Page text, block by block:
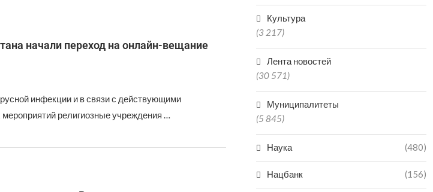
начали переход на онлайн-вещание
инфекции и в связи с действующими
религиозные учреждения …
Культура
(3 217)
Лента новостей
(30 571)
Муниципалитеты
(5 845)
Наука (480)
Нацбанк (156)